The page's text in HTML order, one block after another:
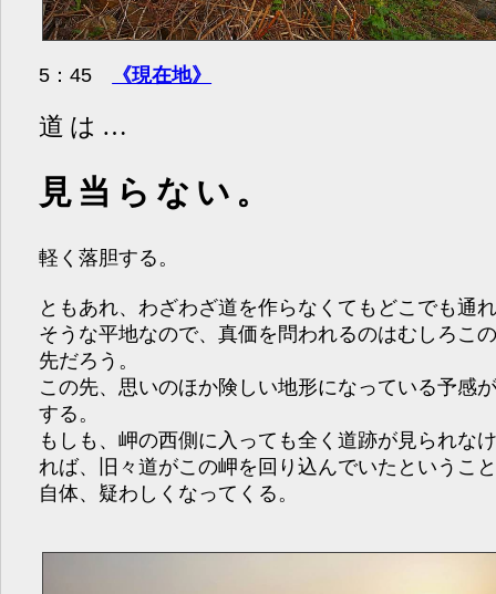
5：45 《現在地》
道は…
見当らない。
軽く落胆する。
ともあれ、わざわざ道を作らなくてもどこでも通
そうな平地なので、真価を問われるのはむしろこ
先だろう。
この先、思いのほか険しい地形になっている予感
する。
もしも、岬の西側に入っても全く道跡が見られな
れば、旧々道がこの岬を回り込んでいたというこ
自体、疑わしくなってくる。